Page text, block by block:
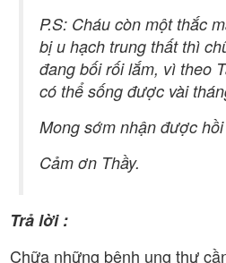
P.S: Cháu còn một thắc
bị u hạch trung thất thì
đang bối rối lắm, vì theo
có thể sống được vài
Mong sớm nhận được
Cảm ơn Thầy.
Trả lời :
Chữa những bệnh ung thư